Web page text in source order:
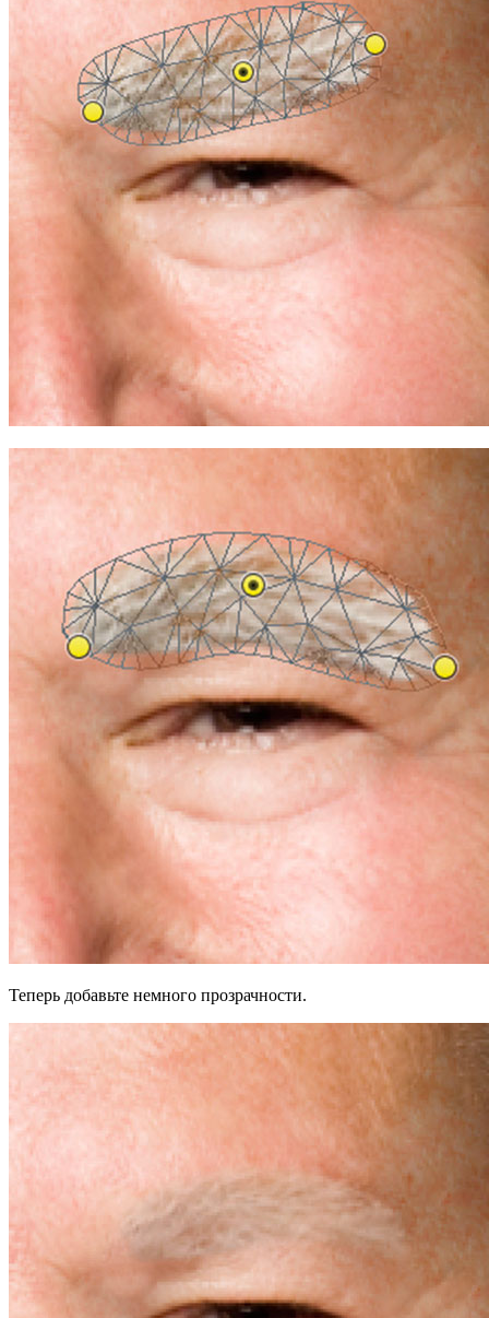
Теперь добавьте немного прозрачности.